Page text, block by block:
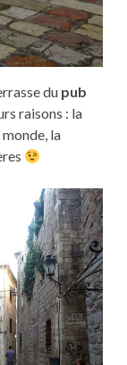
du pub
raisons : la
la